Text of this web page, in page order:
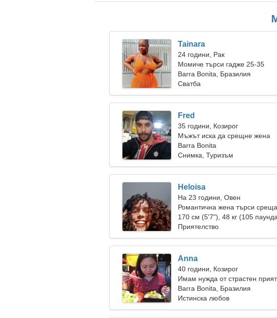
Tainara
24 години, Рак
Момиче търси гадже 25-35
Barra Bonita, Бразилия
Сватба
Fred
35 години, Козирог
Мъжът иска да срещне жена
Barra Bonita
Снимка, Туризъм
Heloisa
На 23 години, Овен
Романтична жена търси среща
170 см (5'7"), 48 кг (105
Приятелство
Anna
40 години, Козирог
Имам нужда от страстен
разходка заедно
Barra Bonita, Бразилия
Истинска любов